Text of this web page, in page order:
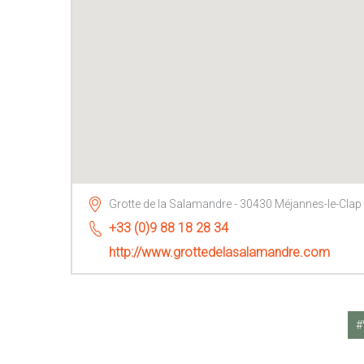
Grotte de la Salamandre - 30430 Méjannes-le-Clap
+33 (0)9 88 18 28 34
http://www.grottedelasalamandre.com